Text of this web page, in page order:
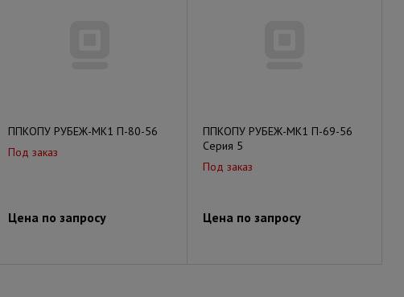
ППКОПУ РУБЕЖ-МК1 П-80-56
Под заказ
Цена по запросу
ППКОПУ РУБЕЖ-МК1 П-69-56
Серия 5
Под заказ
Цена по запросу